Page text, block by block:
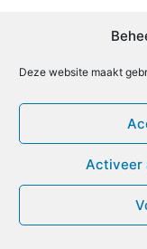
Deze website maakt
Activeer